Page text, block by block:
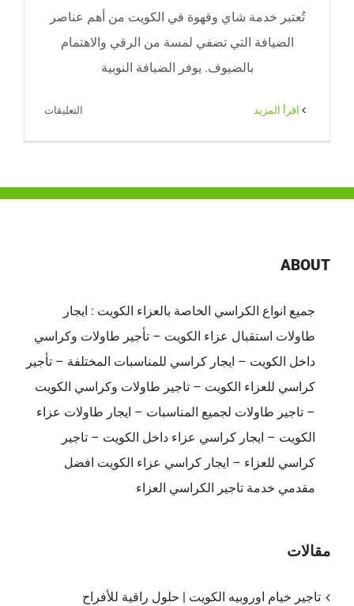
تُعتبر خدمة شاي وقهوة في الكويت من أهم عناصر
الضيافة التي تضفي لمسة من الرقي والاهتمام
بالضيوف. يوفر الضيافة النوبية
التعليقات
ABOUT
جميع انواع الكراسي الخاصة بالعزاء الكويت : ايجار
طاولات استقبال عزاء الكويت – تأجير طاولات وكراسي
داخل الكويت – ايجار كراسي للمناسبات المختلفة – تأجير
كراسي للعزاء الكويت – تاجير طاولات وكراسي الكويت
– تاجير طاولات لجميع المناسبات – ايجار طاولات عزاء
الكويت – ايجار كراسي عزاء داخل الكويت – تاجير
كراسي للعزاء – ايجار كراسي عزاء الكويت افضل
مقدمي خدمة تاجير الكراسي العزاء
مقالات
تاجير خيام اوروبيه الكويت | حلول راقية للأفراح